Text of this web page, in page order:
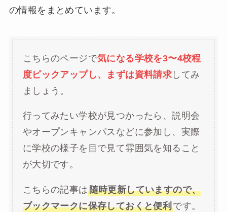
の情報をまとめています。
こちらのページで気になる学校を3〜4校程
度ピックアップし、まずは資料請求 してみ
ましょう。
行ってみたい学校が見つかったら、説明会
やオープンキャンパスなどに参加し、実際
に学校の様子を目で見て雰囲気を知ること
が大切です。
こちらの記事は随時更新していますので、
ブックマークに保存しておくと便利です。